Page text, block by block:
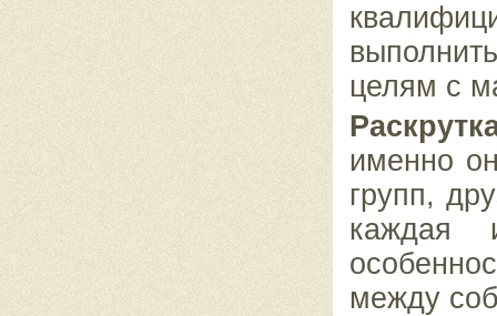
целям с
именно
групп,
каждая
между